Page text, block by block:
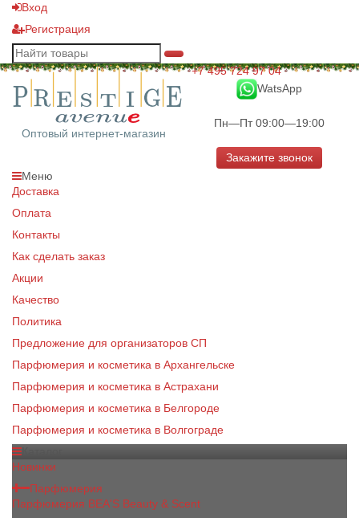
Вход
Регистрация
Оптовый интернет-магазин
+7 495 724 97 04
WatsApp
Пн—Пт 09:00—19:00
Закажите звонок
Меню
Доставка
Оплата
Контакты
Как сделать заказ
Акции
Качество
Политика
Предложение для организаторов СП
Парфюмерия и косметика в Архангельске
Парфюмерия и косметика в Астрахани
Парфюмерия и косметика в Белгороде
Парфюмерия и косметика в Волгограде
Новинки
Парфюмерия
Парфюмерия BEA'S Beauty & Scent